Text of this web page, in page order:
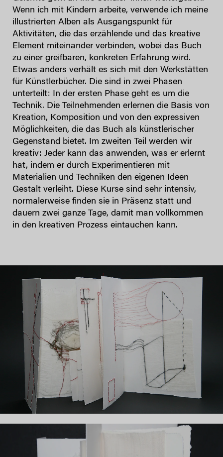
Wenn ich mit Kindern arbeite, verwende ich meine
illustrierten Alben als Ausgangspunkt für
Aktivitäten, die das erzählende und das kreative
Element miteinander verbinden, wobei das Buch
zu einer greifbaren, konkreten Erfahrung wird.
Etwas anders verhält es sich mit den Werkstätten
für Künstlerbücher. Die sind in zwei Phasen
unterteilt: In der ersten Phase geht es um die
Technik. Die Teilnehmenden erlernen die Basis von
Kreation, Komposition und von den expressiven
Möglichkeiten, die das Buch als künstlerischer
Gegenstand bietet. Im zweiten Teil werden wir
kreativ: Jeder kann das anwenden, was er erlernt
hat, indem er durch Experimentieren mit
Materialien und Techniken den eigenen Ideen
Gestalt verleiht. Diese Kurse sind sehr intensiv,
normalerweise finden sie in Präsenz statt und
dauern zwei ganze Tage, damit man vollkommen
in den kreativen Prozess eintauchen kann.